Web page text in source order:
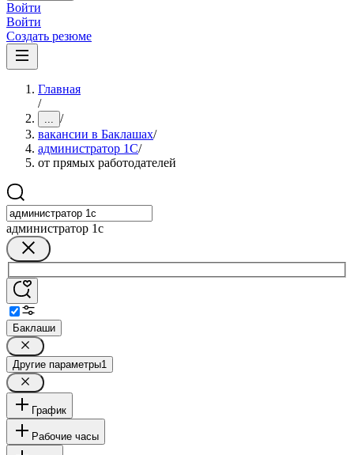
Войти
Войти
Создать резюме
Главная
/
... /
вакансии в Баклашах/
администратор 1С/
от прямых работодателей
администратор 1с
Баклаши
Другие параметры1
График
Рабочие часы